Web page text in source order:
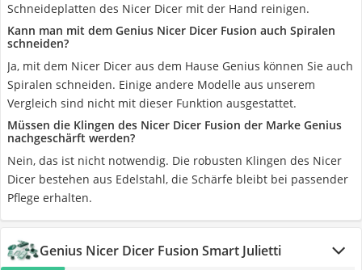
Schneideplatten des Nicer Dicer mit der Hand reinigen.
Kann man mit dem Genius Nicer Dicer Fusion auch Spiralen
schneiden?
Ja, mit dem Nicer Dicer aus dem Hause Genius können Sie auch
Spiralen schneiden. Einige andere Modelle aus unserem
Vergleich sind nicht mit dieser Funktion ausgestattet.
Müssen die Klingen des Nicer Dicer Fusion der Marke Genius
nachgeschärft werden?
Nein, das ist nicht notwendig. Die robusten Klingen des Nicer
Dicer bestehen aus Edelstahl, die Schärfe bleibt bei passender
Pflege erhalten.
Genius Nicer Dicer Fusion Smart Julietti